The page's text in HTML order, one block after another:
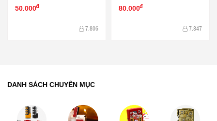
50.000đ
7.806
80.000đ
7.847
DANH SÁCH CHUYÊN MỤC